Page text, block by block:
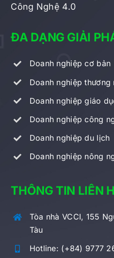
Công Nghệ 4.0
ĐA DẠNG GIẢI
Doanh nghiệp cơ bản
Doanh nghiệp thương
Doanh nghiệp giáo
Doanh nghiệp công
Doanh nghiệp du lịch
Doanh nghiệp nông
THÔNG TIN LIÊN
Tòa nhà VCCI, 155
Tàu
Hotline: (+84) 9777